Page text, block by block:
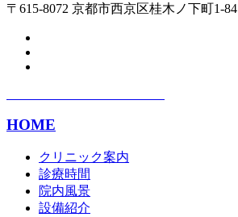
〒615-8072 京都市西京区桂木ノ下町1-84
HOME
クリニック案内
診療時間
院内風景
設備紹介